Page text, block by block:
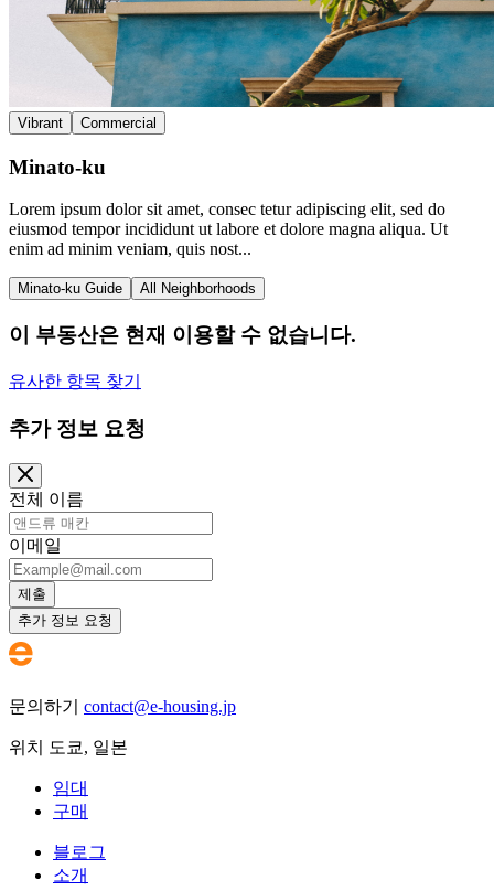
Vibrant Commercial
Minato-ku
Lorem ipsum dolor sit amet, consec tetur adipiscing elit, sed do
eiusmod tempor incididunt ut labore et dolore magna aliqua. Ut
enim ad minim veniam, quis nost...
Minato-ku Guide All Neighborhoods
이 부동산은 현재 이용할 수 없습니다.
유사한 항목 찾기
추가 정보 요청
전체 이름
이메일
제출
추가 정보 요청
문의하기 contact@e-housing.jp
위치 도쿄, 일본
임대
구매
블로그
소개